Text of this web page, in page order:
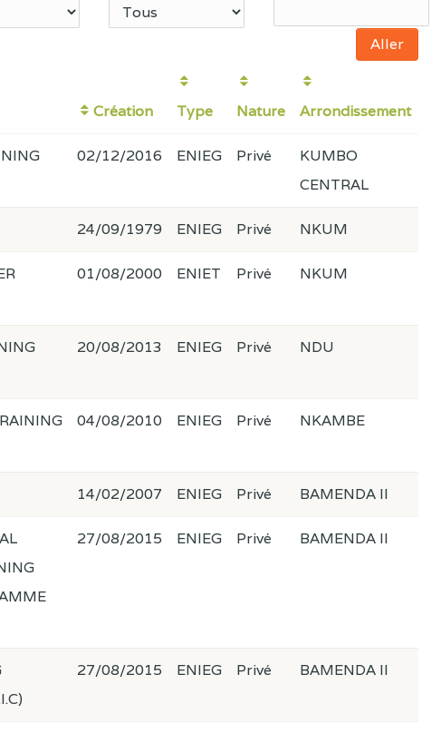
Création Type Nature Arrondissement
02/12/2016 ENIEG Privé
KUMBO
CENTRAL
24/09/1979 ENIEG Privé NKUM
01/08/2000 ENIET Privé NKUM
20/08/2013 ENIEG Privé NDU
04/08/2010 ENIEG Privé NKAMBE
14/02/2007 ENIEG Privé BAMENDA II
27/08/2015 ENIEG Privé BAMENDA II
27/08/2015 ENIEG Privé BAMENDA II